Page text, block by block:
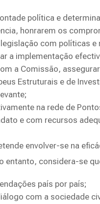
política e
honrarem os
com políticas
a implementação
a Comissão,
Estruturais e de
na rede de
e com recursos
envolver-se na
entanto, considera-se
país por país;
com a sociedade